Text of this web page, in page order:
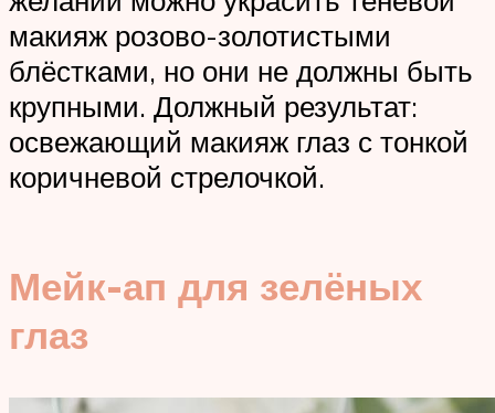
макияж розово-золотистыми
блёстками, но они не должны быть
крупными. Должный результат:
освежающий макияж глаз с тонкой
коричневой стрелочкой.
Мейк-ап для зелёных
глаз